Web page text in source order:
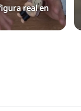
real en